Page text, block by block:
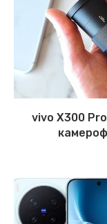
vivo X300